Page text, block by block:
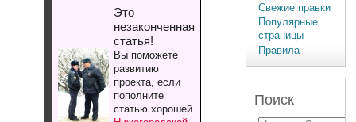
Это
незаконченная
статья!
Вы поможете
развитию
проекта, если
пополните
статью хорошей
Свежие правки
Популярные
страницы
Правила
Поиск